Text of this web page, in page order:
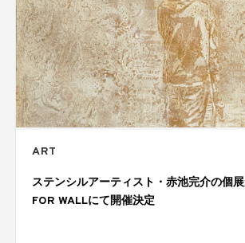
ART
ステンシルアーティスト・赤池完介の個
FOR WALLにて開催決定